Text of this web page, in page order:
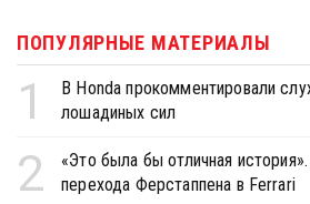
ПОПУЛЯРНЫЕ МАТЕРИАЛЫ
1
В Honda прокомментировали
лошадиных сил
2
«Это была бы отличная
перехода Ферстаппена в Ferrari